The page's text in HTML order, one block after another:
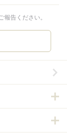
告ください。